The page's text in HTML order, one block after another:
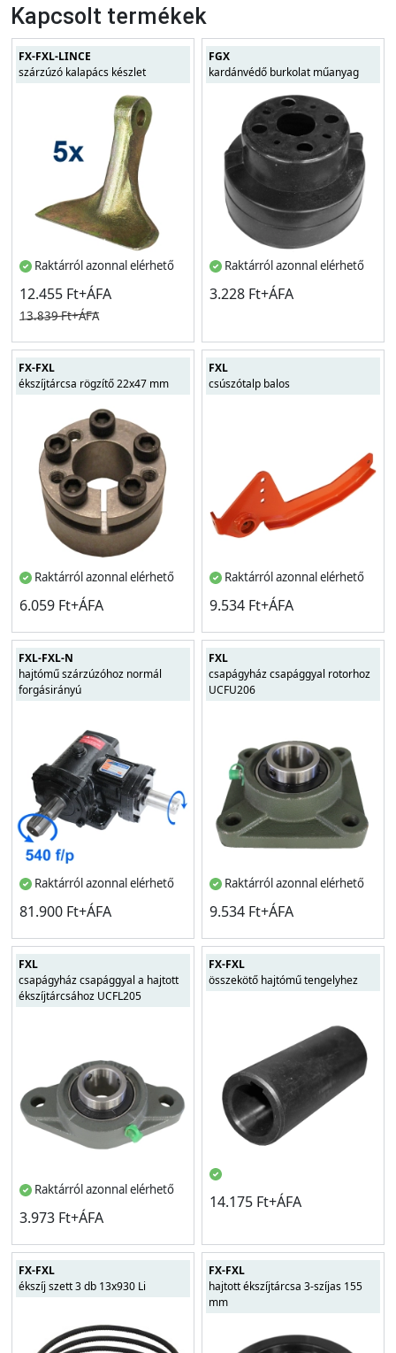
Kapcsolt termékek
FX-FXL-LINCE
szárzúzó kalapács készlet
Raktárról azonnal elérhető
12.455 Ft+ÁFA
13.839 Ft+ÁFA
FGX
kardánvédő burkolat műanyag
Raktárról azonnal elérhető
3.228 Ft+ÁFA
FX-FXL
ékszíjtárcsa rögzítő 22x47 mm
Raktárról azonnal elérhető
6.059 Ft+ÁFA
FXL
csúszótalp balos
Raktárról azonnal elérhető
9.534 Ft+ÁFA
FXL-FXL-N
hajtómű szárzúzóhoz normál
forgásirányú
Raktárról azonnal elérhető
81.900 Ft+ÁFA
FXL
csapágyház csapággyal rotorhoz
UCFU206
Raktárról azonnal elérhető
9.534 Ft+ÁFA
FXL
csapágyház csapággyal a hajtott
ékszíjtárcsához UCFL205
Raktárról azonnal elérhető
3.973 Ft+ÁFA
FX-FXL
összekötő hajtómű tengelyhez
14.175 Ft+ÁFA
FX-FXL
ékszíj szett 3 db 13x930 Li
FX-FXL
hajtott ékszíjtárcsa 3-szíjas 155
mm